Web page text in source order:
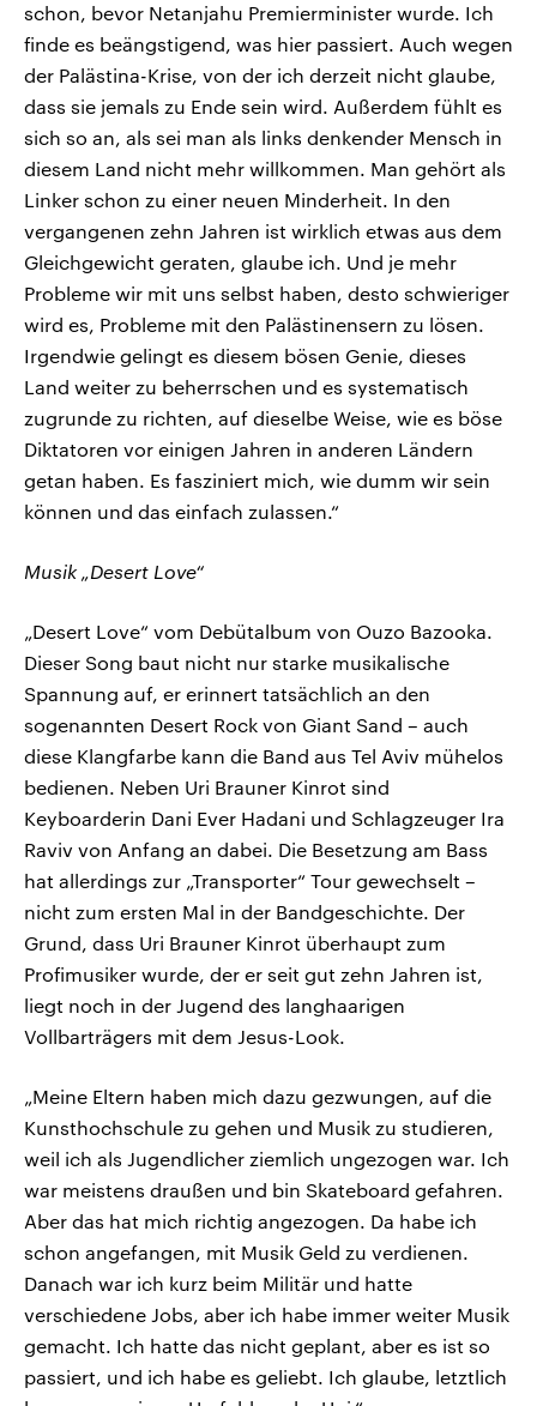
schon, bevor Netanjahu Premierminister wurde. Ich
finde es beängstigend, was hier passiert. Auch wegen
der Palästina-Krise, von der ich derzeit nicht glaube,
dass sie jemals zu Ende sein wird. Außerdem fühlt es
sich so an, als sei man als links denkender Mensch in
diesem Land nicht mehr willkommen. Man gehört als
Linker schon zu einer neuen Minderheit. In den
vergangenen zehn Jahren ist wirklich etwas aus dem
Gleichgewicht geraten, glaube ich. Und je mehr
Probleme wir mit uns selbst haben, desto schwieriger
wird es, Probleme mit den Palästinensern zu lösen.
Irgendwie gelingt es diesem bösen Genie, dieses
Land weiter zu beherrschen und es systematisch
zugrunde zu richten, auf dieselbe Weise, wie es böse
Diktatoren vor einigen Jahren in anderen Ländern
getan haben. Es fasziniert mich, wie dumm wir sein
können und das einfach zulassen.“
Musik „Desert Love“
„Desert Love“ vom Debütalbum von Ouzo Bazooka.
Dieser Song baut nicht nur starke musikalische
Spannung auf, er erinnert tatsächlich an den
sogenannten Desert Rock von Giant Sand – auch
diese Klangfarbe kann die Band aus Tel Aviv mühelos
bedienen. Neben Uri Brauner Kinrot sind
Keyboarderin Dani Ever Hadani und Schlagzeuger Ira
Raviv von Anfang an dabei. Die Besetzung am Bass
hat allerdings zur „Transporter“ Tour gewechselt –
nicht zum ersten Mal in der Bandgeschichte. Der
Grund, dass Uri Brauner Kinrot überhaupt zum
Profimusiker wurde, der er seit gut zehn Jahren ist,
liegt noch in der Jugend des langhaarigen
Vollbarträgers mit dem Jesus-Look.
„Meine Eltern haben mich dazu gezwungen, auf die
Kunsthochschule zu gehen und Musik zu studieren,
weil ich als Jugendlicher ziemlich ungezogen war. Ich
war meistens draußen und bin Skateboard gefahren.
Aber das hat mich richtig angezogen. Da habe ich
schon angefangen, mit Musik Geld zu verdienen.
Danach war ich kurz beim Militär und hatte
verschiedene Jobs, aber ich habe immer weiter Musik
gemacht. Ich hatte das nicht geplant, aber es ist so
passiert, und ich habe es geliebt. Ich glaube, letztlich